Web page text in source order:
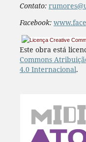
Contato:
Facebook:
Este obra está
Commons
4.0 Internacional.